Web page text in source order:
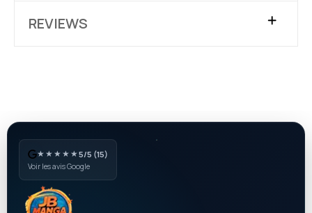
REVIEWS
★★★★★5/5 (15)
Voir les avis Google